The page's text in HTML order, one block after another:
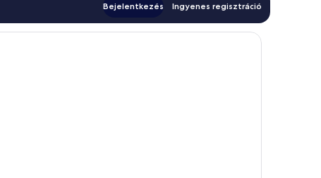
Bejelentkezés Ingyenes regisztráció